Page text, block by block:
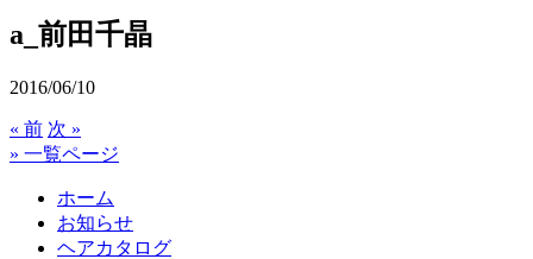
a_前田千晶
2016/06/10
« 前 次 »
» 一覧ページ
ホーム
お知らせ
ヘアカタログ